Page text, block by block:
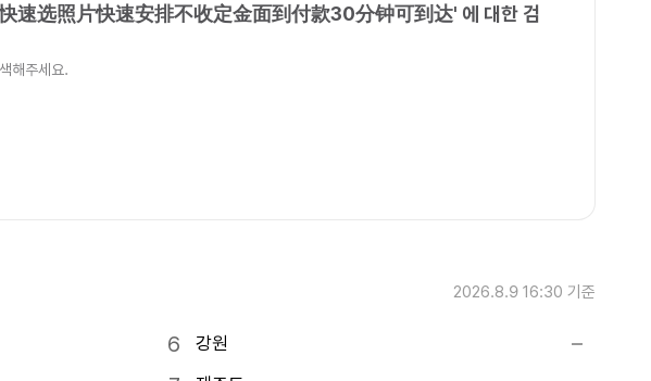
速选照片快速安排不收定金面到付款30分钟可到达' 에 대한 검
해주세요.
2026.8.9 16:30 기준
강원